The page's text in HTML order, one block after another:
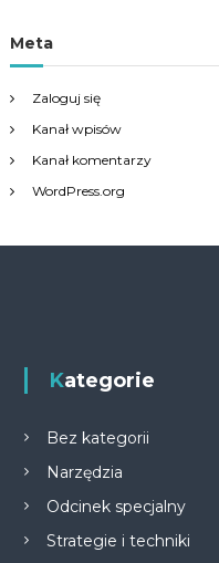
Meta
Zaloguj się
Kanał wpisów
Kanał komentarzy
WordPress.org
Kategorie
Bez kategorii
Narzędzia
Odcinek specjalny
Strategie i techniki